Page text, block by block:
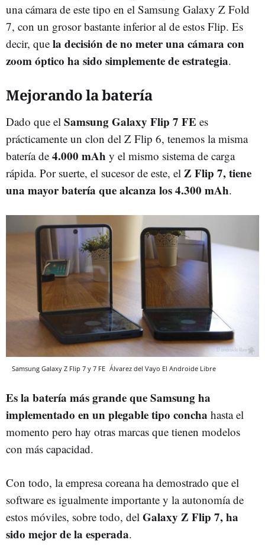
una cámara de este tipo en el Samsung Galaxy Z Fold
7, con un grosor bastante inferior al de estos Flip. Es
decir, que la decisión de no meter una cámara con
zoom óptico ha sido simplemente de estrategia.
Mejorando la batería
Dado que el Samsung Galaxy Flip 7 FE es
prácticamente un clon del Z Flip 6, tenemos la misma
batería de 4.000 mAh y el mismo sistema de carga
rápida. Por suerte, el sucesor de este, el Z Flip 7, tiene
una mayor batería que alcanza los 4.300 mAh.
Samsung Galaxy Z Flip 7 y 7 FE Álvarez del Vayo El Androide Libre
Es la batería más grande que Samsung ha
implementado en un plegable tipo concha hasta el
momento pero hay otras marcas que tienen modelos
con más capacidad.
Con todo, la empresa coreana ha demostrado que el
software es igualmente importante y la autonomía de
estos móviles, sobre todo, del Galaxy Z Flip 7, ha
sido mejor de la esperada.